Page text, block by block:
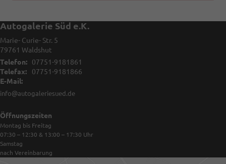
Autogalerie Süd e.K.
Marie- Curie- Str. 5
79761 Waldshut
Telefon:
07751-9181861
Telefax:
07751-9181866
E-Mail:
info@autogaleriesued.de
Öffnungszeiten
Montag bis Freitag
07:30 – 12:30 & 13:00 – 17:30 Uhr
Samstag
nach Vereinbarung